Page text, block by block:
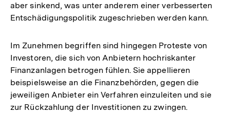
aber sinkend, was unter anderem einer verbesserten
Entschädigungspolitik zugeschrieben werden kann.
Im Zunehmen begriffen sind hingegen Proteste von
Investoren, die sich von Anbietern hochriskanter
Finanzanlagen betrogen fühlen. Sie appellieren
beispielsweise an die Finanzbehörden, gegen die
jeweiligen Anbieter ein Verfahren einzuleiten und sie
zur Rückzahlung der Investitionen zu zwingen.